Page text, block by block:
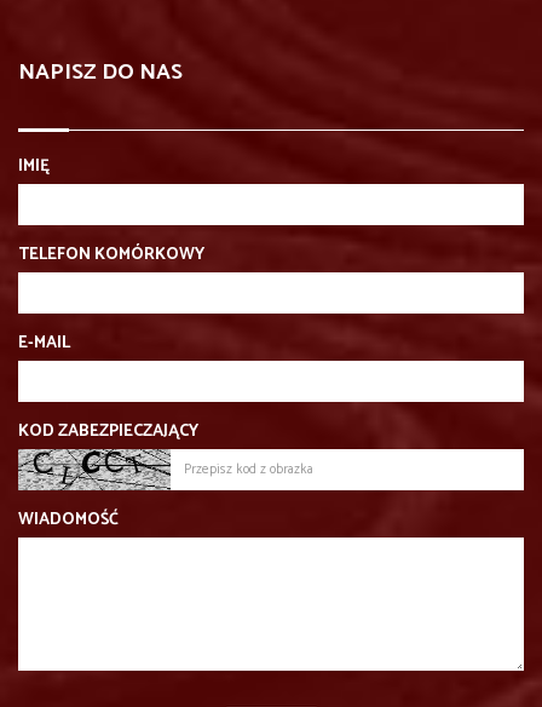
NAPISZ DO NAS
IMIĘ
TELEFON KOMÓRKOWY
E-MAIL
KOD ZABEZPIECZAJĄCY
WIADOMOŚĆ